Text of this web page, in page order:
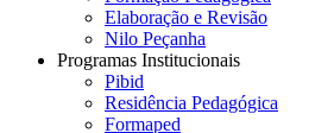
Elaboração e Revisão
Nilo Peçanha
Programas Institucionais
Pibid
Residência Pedagógica
Formaped